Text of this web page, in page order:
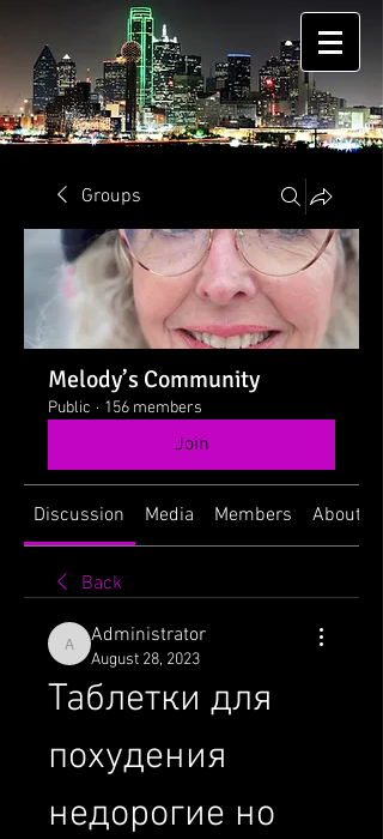
Groups
Melody’s Community
Public · 156 members
Join
Discussion Media Members About
Back
Administrator
Administrator
August 28, 2023
Таблетки для
похудения
недорогие но